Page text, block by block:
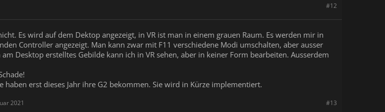
#12
Es wird auf dem Dektop angezeigt, in VR ist man in einem grauen Raum. Es werden mir in
Controller angezeigt. Man kann zwar mit F11 verschiedene Modi umschalten, aber ausser
Desktop erstelltes Gebilde kann ich in VR sehen, aber in keiner Form bearbeiten. Ausserdem
haben erst dieses Jahr ihre G2 bekommen. Sie wird in Kürze implementiert.
#13
2021